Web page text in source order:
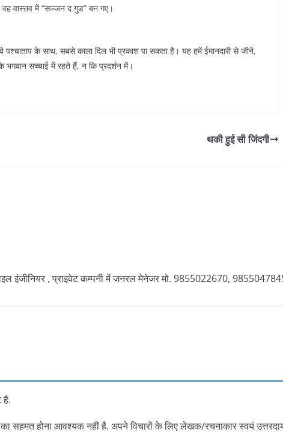
वास्तव में “सज्जन द गुड” बन गए।
के साथ, सबसे काला दिल भी प्रकाश पा सकता है। यह हमें ईमानदारी से जीने,
भगवान सच्चाई में रहते हैं, न कि प्रदर्शन में।
थकी हुई सी जिंदगी
इंजीनियर , प्राइवेट कम्पनी में जनरल मेनेजर मो. 9855022670,
है.
सहमत होना आवश्यक नहीं है. अपने विचारों के लिए लेखक/रचनाकार स्वयं